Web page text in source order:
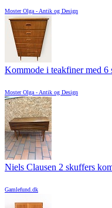
Moster Olga - Antik og Design
Kommode i teakfiner med 6
Moster Olga - Antik og Design
Niels Clausen 2 skuffers
Gamlefund.dk